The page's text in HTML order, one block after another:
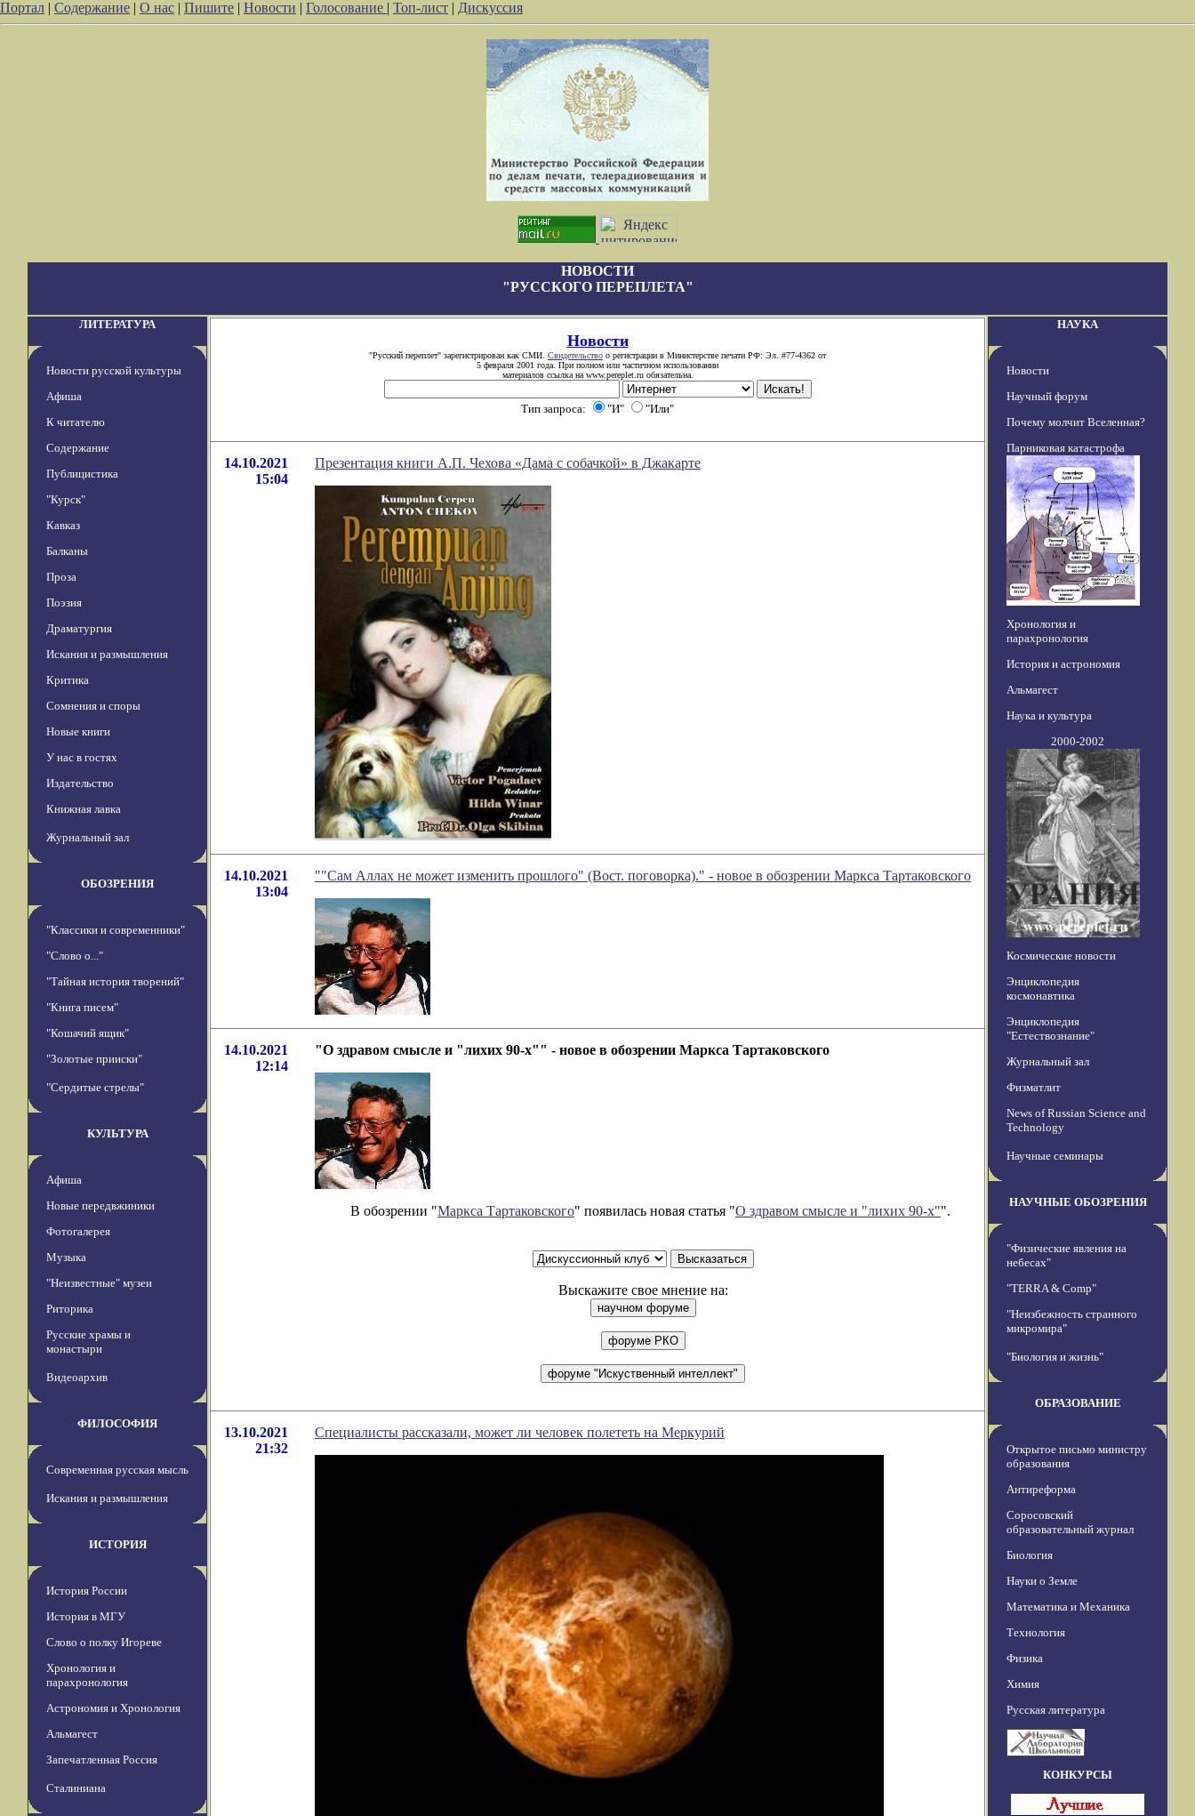
Портал | Содержание | О нас | Пишите | Новости | Голосование | Топ-лист | Дискуссия
НОВОСТИ
"РУССКОГО ПЕРЕПЛЕТА"
ЛИТЕРАТУРА
Новости русской культуры
Афиша
К читателю
Содержание
Публицистика
"Курск"
Кавказ
Балканы
Проза
Поэзия
Драматургия
Искания и размышления
Критика
Сомнения и споры
Новые книги
У нас в гостях
Издательство
Книжная лавка
Журнальный зал
ОБОЗРЕНИЯ
"Классики и современники"
"Слово о..."
"Тайная история творений"
"Книга писем"
"Кошачий ящик"
"Золотые прииски"
"Сердитые стрелы"
КУЛЬТУРА
Афиша
Новые передвжиники
Фотогалерея
Музыка
"Неизвестные" музеи
Риторика
Русские храмы и
монастыри
Видеоархив
ФИЛОСОФИЯ
Современная русская мысль
Искания и размышления
ИСТОРИЯ
История России
История в МГУ
Слово о полку Игореве
Хронология и
парахронология
Астрономия и Хронология
Альмагест
Запечатленная Россия
Сталиниана
Новости
"Русский переплет" зарегистрирован как СМИ. Свидетельство о регистрации в Министерстве печати РФ: Эл. #77-4362 от
5 февраля 2001 года. При полном или частичном использовании
материалов ссылка на www.pereplet.ru обязательна.
Тип запроса: "И" "Или"
14.10.2021
15:04
Презентация книги А.П. Чехова «Дама с собачкой» в Джакарте
14.10.2021
13:04
""Сам Аллах не может изменить прошлого" (Вост. поговорка)." - новое в обозрении Маркса Тартаковского
14.10.2021
12:14
"О здравом смысле и "лихих 90-х"" - новое в обозрении Маркса Тартаковского
В обозрении "Маркса Тартаковского" появилась новая статья "О здравом смысле и "лихих 90-х"".
Выскажите свое мнение на:
13.10.2021
21:32
Специалисты рассказали, может ли человек полететь на Меркурий
НАУКА
Новости
Научный форум
Почему молчит Вселенная?
Парниковая катастрофа
Хронология и
парахронология
История и астрономия
Альмагест
Наука и культура
2000-2002
Космические новости
Энциклопедия
космонавтика
Энциклопедия
"Естествознание"
Журнальный зал
Физматлит
News of Russian Science and
Technology
Научные семинары
НАУЧНЫЕ ОБОЗРЕНИЯ
"Физические явления на
небесах"
"TERRA & Comp"
"Неизбежность странного
микромира"
"Биология и жизнь"
ОБРАЗОВАНИЕ
Открытое письмо министру
образования
Антиреформа
Соросовский
образовательный журнал
Биология
Науки о Земле
Математика и Механика
Технология
Физика
Химия
Русская литература
КОНКУРСЫ